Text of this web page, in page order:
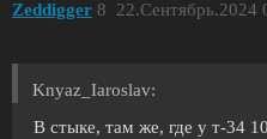
Zeddigger 22.Сентябрь.2024
8
Knyaz_Iaroslav:
В стыке, там же, где у т-34